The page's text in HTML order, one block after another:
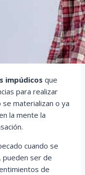
impúdicos que
para realizar
materializan o ya
la mente la
cuando se
pueden ser de
de